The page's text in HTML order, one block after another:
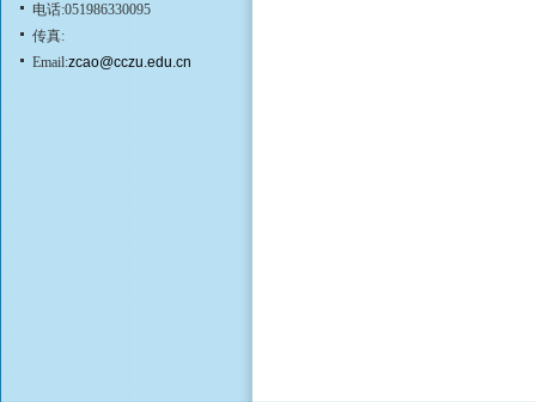
电话:051986330095
传真:
Email:zcao@cczu.edu.cn